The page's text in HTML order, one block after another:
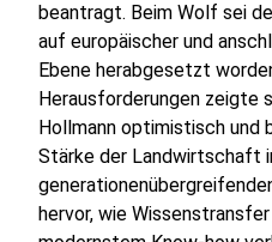
beantragt. Beim Wolf sei
auf europäischer und
Ebene herabgesetzt
Herausforderungen zeigte
Hollmann optimistisch und
Stärke der Landwirtschaft
hervor, wie